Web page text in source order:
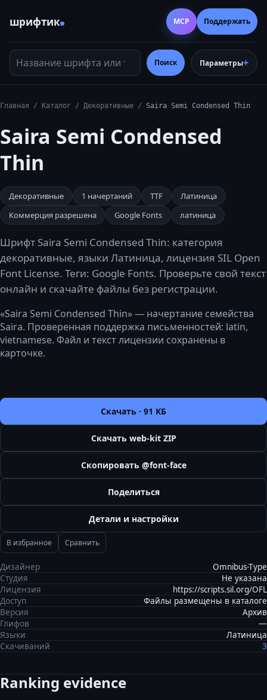
шрифтик
Название шрифта или тег
Поиск Параметры
MCP Поддержать
Главная / Каталог / Декоративные / Saira Semi Condensed Thin
Saira Semi Condensed
Thin
Декоративные 1 начертаний TTF
Латиница
Коммерция разрешена
Google Fonts латиница
Шрифт Saira Semi Condensed Thin: категория
декоративные, языки Латиница, лицензия SIL Open
Font License. Теги: Google Fonts. Проверьте свой текст
онлайн и скачайте файлы без регистрации.
«Saira Semi Condensed Thin» — начертание семейства
Saira. Проверенная поддержка письменностей: latin,
vietnamese. Файл и текст лицензии сохранены в
карточке.
Скачать · 91 КБ
Скачать web-kit ZIP
Скопировать @font-face
Поделиться
Детали и настройки
В избранное Сравнить
Дизайнер
Omnibus-Type
Студия
Не указана
Лицензия
https://scripts.sil.org/OFL
Доступ
Файлы размещены в каталоге
Версия
Архив
Глифов
—
Языки
Латиница
Скачиваний
3
Ranking evidence